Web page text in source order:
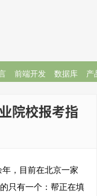
前端开发 数据库 产
院校报考指
，目前在北京一家
只有一个：帮正在填